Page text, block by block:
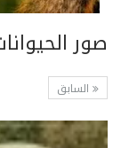
صور
السابق